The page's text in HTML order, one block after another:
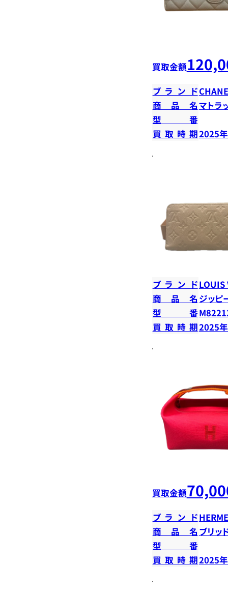
買取金額
ブランド
商品名マト
型番
買取時期2025
ブランドLOUIS
商品名 ジッピ
型番
買取時期2025
買取金額
ブランド
商品名 ブリッ
型番
買取時期2025